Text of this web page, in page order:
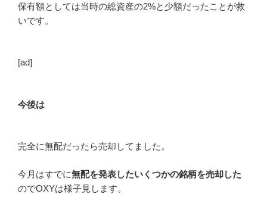
保有額としては当時の総資産の2%と少額だったことが救
いです。
[ad]
今後は
完全に無配だったら売却してました。
今月はすでに無配を発表したいくつかの銘柄を売却した
のでOXYは様子見します。